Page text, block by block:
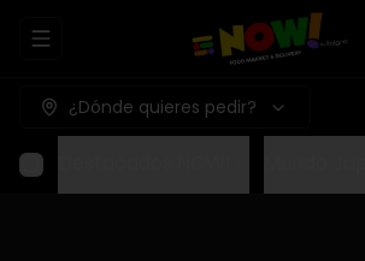
Abrir menu de navegación
¿Dónde quieres pedir?